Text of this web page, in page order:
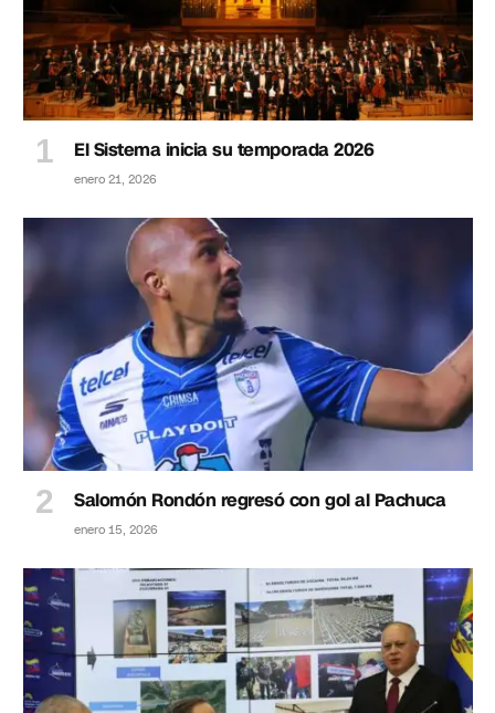
El Sistema inicia su temporada 2026
enero 21, 2026
Salomón Rondón regresó con gol al Pachuca
enero 15, 2026